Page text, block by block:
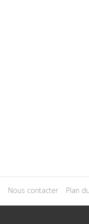
Nous contacter Plan